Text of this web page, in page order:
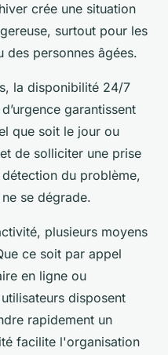
crée une situation
surtout pour les
des personnes âgées.
la disponibilité 24/7
garantissent
que soit le jour ou
de solliciter une prise
du problème,
se dégrade.
plusieurs moyens
ce soit par appel
en ligne ou
disposent
rapidement un
facilite l'organisation